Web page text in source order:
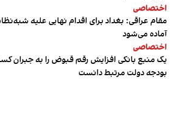
اختصاصی
مقام عراقی: بغداد برای اقدام نهایی علیه
آماده می‌شود
اختصاصی
یک منبع بانکی افزایش رقم قبوض را به جبران
بودجه دولت مرتبط دانست